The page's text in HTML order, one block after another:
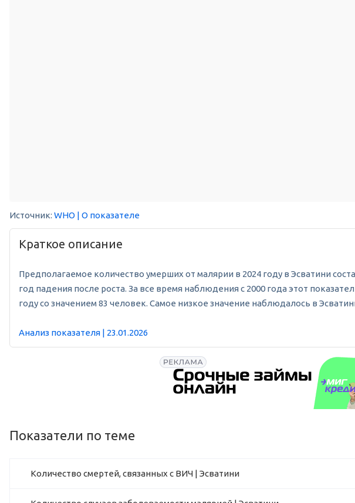
Источник: WHO | О показателе
Краткое описание
Предполагаемое количество умерших от малярии в 2024 году в Эсватини
год падения после роста. За все время наблюдения с 2000 года этот
году со значением 83 человек. Самое низкое значение наблюдалось в
Анализ показателя | 23.01.2026
Показатели по теме
Количество смертей, связанных с ВИЧ | Эсватини